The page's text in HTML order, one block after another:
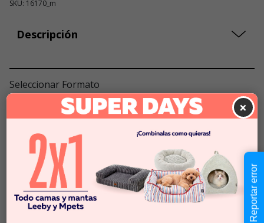
SKU: 16170_m
Descripción
Seleccionar Formato
Cantidad:
-
null
Selecciona una opción para ver
disponibilidad
Añadir al carrito
×
Reportar error